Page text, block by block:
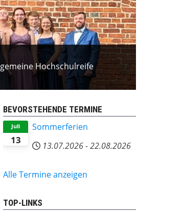
Hochschulreife
BEVORSTEHENDE TERMINE
13
Juli
Sommerferien
13.07.2026-22.08.2026
Alle Termine anzeigen
TOP-LINKS